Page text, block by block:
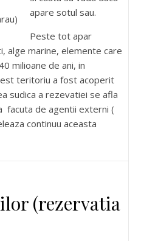
apare sotul sau.
Peste tot apar
alge marine, elemente care
milioane de ani, in
teritoriu a fost acoperit
sudica a rezevatiei se afla
facuta de agentii externi (
continuu aceasta
(rezervatia